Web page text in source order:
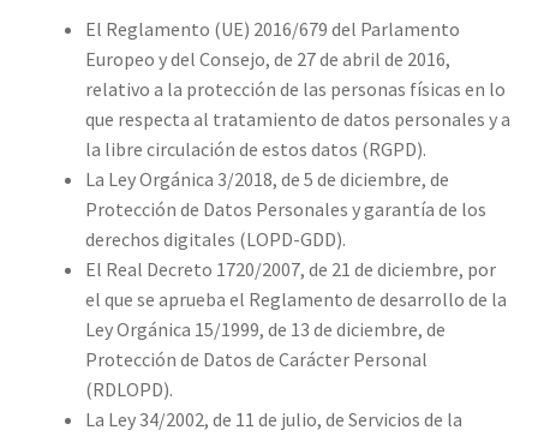
El Reglamento (UE) 2016/679 del Parlamento
Europeo y del Consejo, de 27 de abril de 2016,
relativo a la protección de las personas físicas en lo
que respecta al tratamiento de datos personales y a
la libre circulación de estos datos (RGPD).
La Ley Orgánica 3/2018, de 5 de diciembre, de
Protección de Datos Personales y garantía de los
derechos digitales (LOPD-GDD).
El Real Decreto 1720/2007, de 21 de diciembre, por
el que se aprueba el Reglamento de desarrollo de la
Ley Orgánica 15/1999, de 13 de diciembre, de
Protección de Datos de Carácter Personal
(RDLOPD).
La Ley 34/2002, de 11 de julio, de Servicios de la